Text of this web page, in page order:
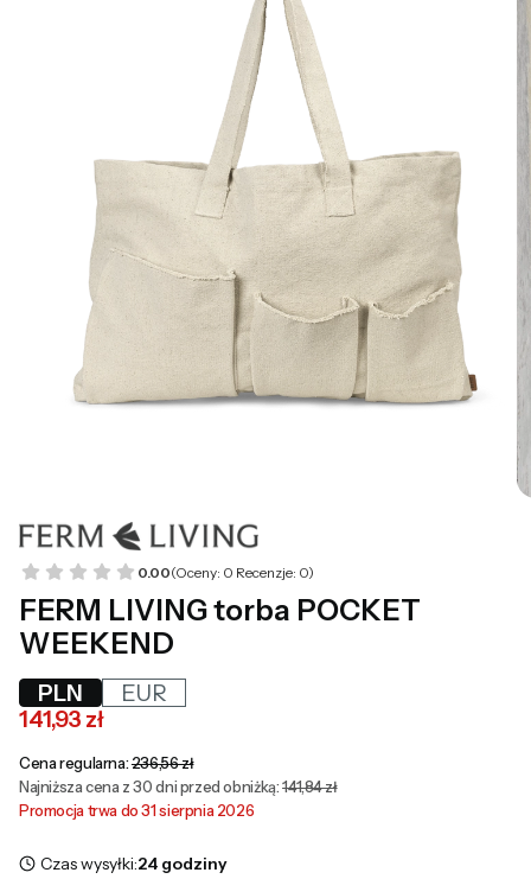
0.00(Oceny: 0 Recenzje: 0)
FERM LIVING torba POCKET
WEEKEND
PLN
EUR
141,93 zł
Cena regularna:236,56 zł
Najniższa cena z 30 dni przed obniżką: 141,84 zł
Promocja trwa do 31 sierpnia 2026
Czas wysyłki:24 godziny